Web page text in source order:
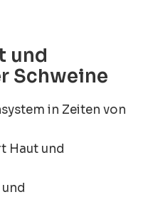
und
Schweine
in Zeiten von
Haut und